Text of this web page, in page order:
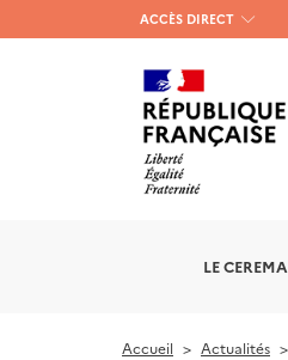
Menu
haut
gauche
ACCÈS DIRECT
LE CEREMA
Accueil Actualités